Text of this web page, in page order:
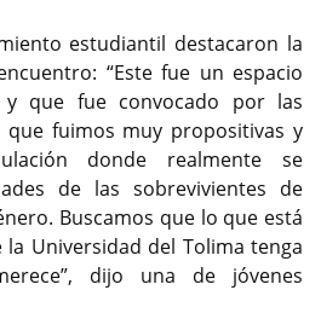
estudiantil destacaron la
“Este fue un espacio
que fue convocado por las
que fuimos muy propositivas y
donde realmente se
de las sobrevivientes de
Buscamos que lo que está
Universidad del Tolima tenga
dijo una de jóvenes